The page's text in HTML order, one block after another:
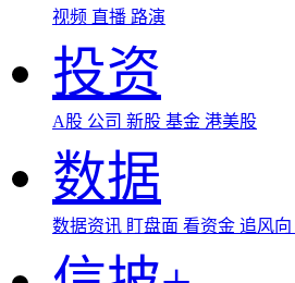
视频 直播 路演
投资
A股 公司 新股 基金 港美股
数据
数据资讯 盯盘面 看资金 追风向